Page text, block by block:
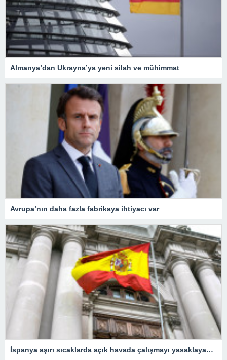
Almanya’dan Ukrayna’ya yeni silah ve mühimmat
Avrupa’nın daha fazla fabrikaya ihtiyacı var
İspanya aşırı sıcaklarda açık havada çalışmayı yasaklayacak